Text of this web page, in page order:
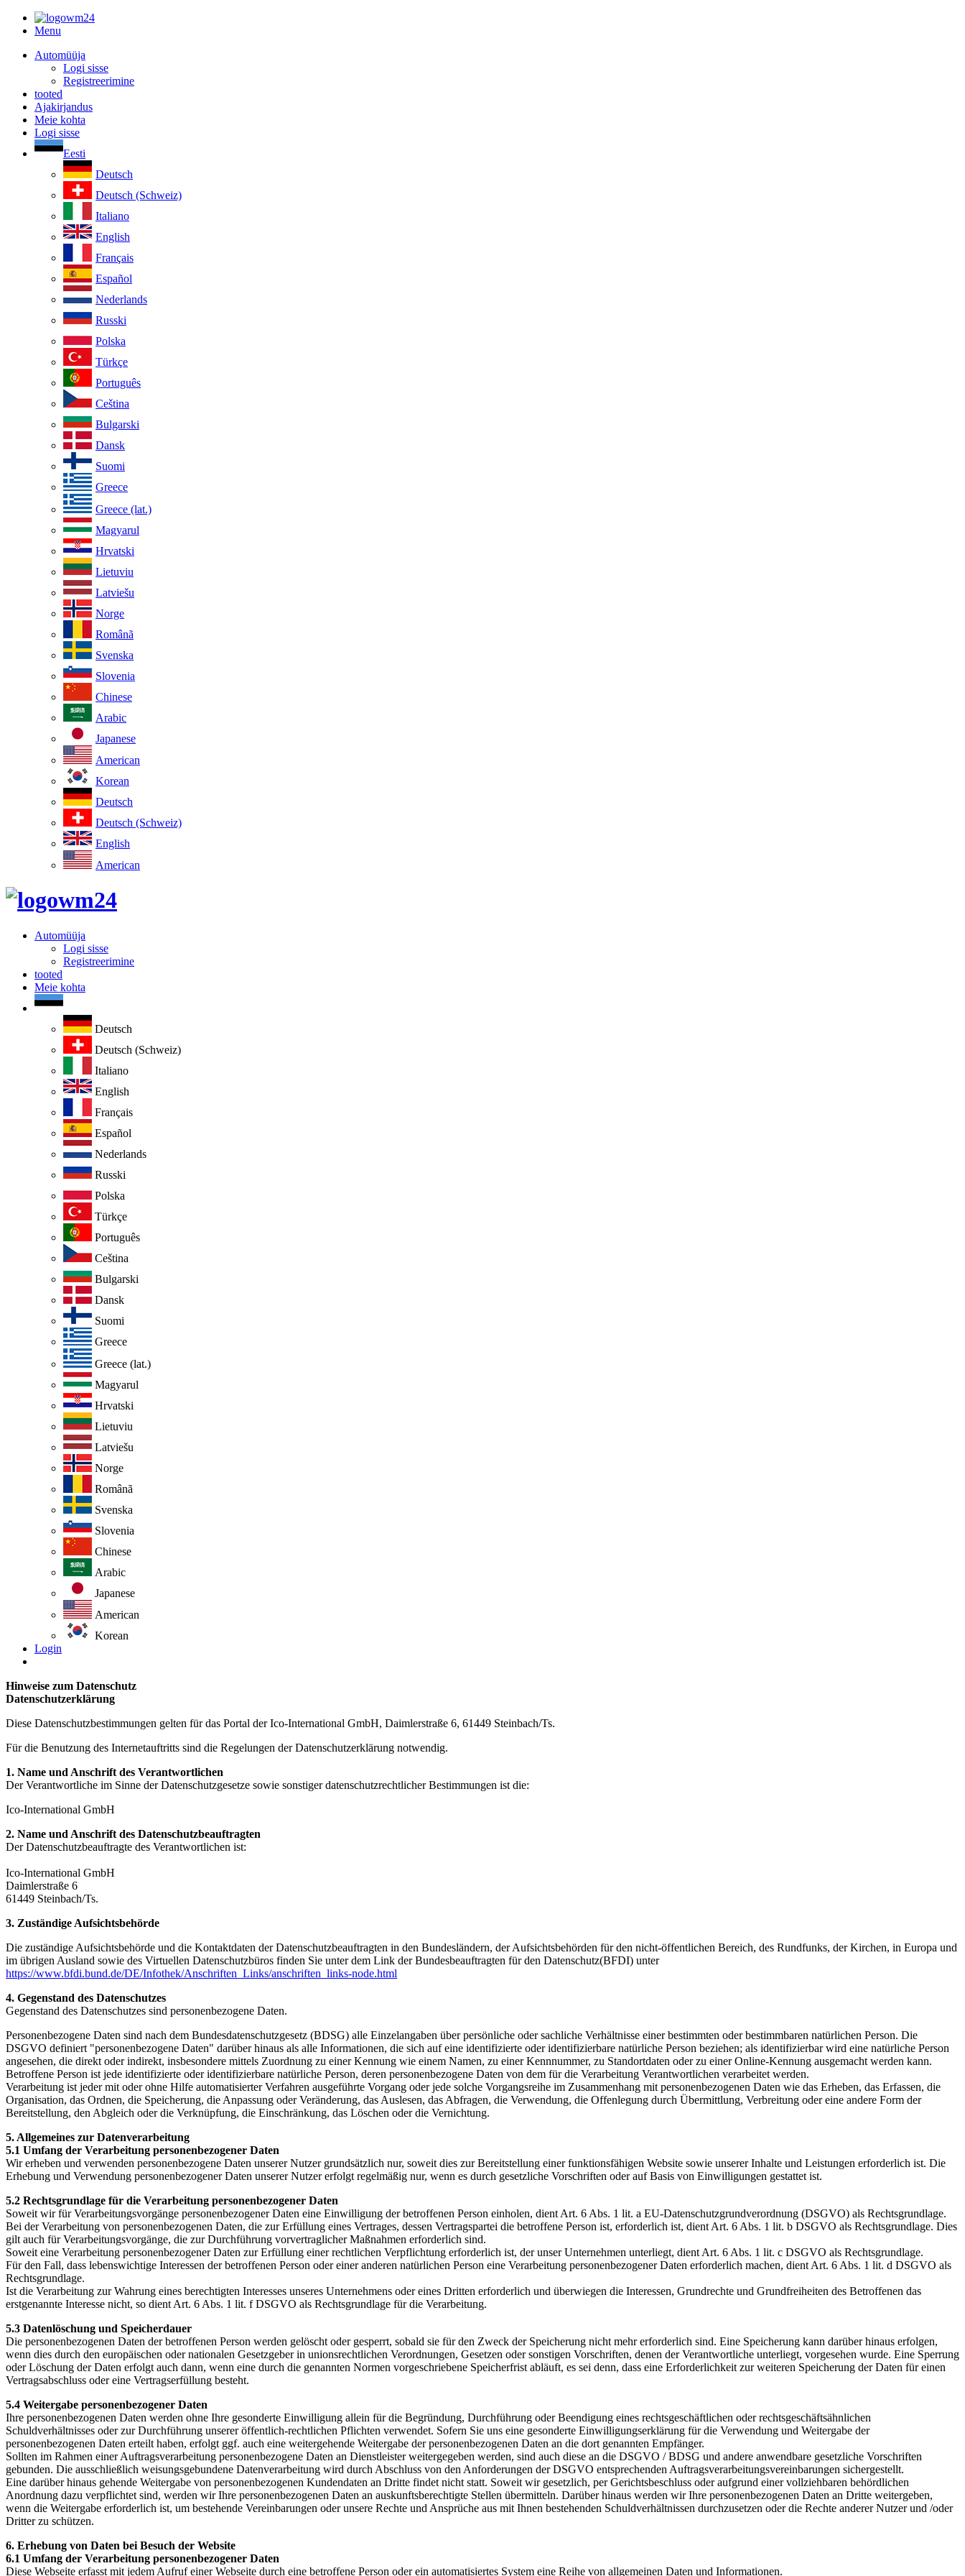
Menu
Automüüja
Logi sisse
Registreerimine
tooted
Ajakirjandus
Meie kohta
Logi sisse
Eesti
Deutsch
Deutsch (Schweiz)
Italiano
English
Français
Español
Nederlands
Russki
Polska
Türkçe
Português
Ceština
Bulgarski
Dansk
Suomi
Greece
Greece (lat.)
Magyarul
Hrvatski
Lietuviu
Latviešu
Norge
Românã
Svenska
Slovenia
Chinese
Arabic
Japanese
American
Korean
Deutsch
Deutsch (Schweiz)
English
American
Automüüja
Logi sisse
Registreerimine
tooted
Meie kohta
Deutsch
Deutsch (Schweiz)
Italiano
English
Français
Español
Nederlands
Russki
Polska
Türkçe
Português
Ceština
Bulgarski
Dansk
Suomi
Greece
Greece (lat.)
Magyarul
Hrvatski
Lietuviu
Latviešu
Norge
Românã
Svenska
Slovenia
Chinese
Arabic
Japanese
American
Korean
Login
Hinweise zum Datenschutz
Datenschutzerklärung
Diese Datenschutzbestimmungen gelten für das Portal der Ico-International GmbH, Daimlerstraße 6, 61449 Steinbach/Ts.
Für die Benutzung des Internetauftritts sind die Regelungen der Datenschutzerklärung notwendig.
1. Name und Anschrift des Verantwortlichen
Der Verantwortliche im Sinne der Datenschutzgesetze sowie sonstiger datenschutzrechtlicher Bestimmungen ist die:
Ico-International GmbH
2. Name und Anschrift des Datenschutzbeauftragten
Der Datenschutzbeauftragte des Verantwortlichen ist:
Ico-International GmbH
Daimlerstraße 6
61449 Steinbach/Ts.
3. Zuständige Aufsichtsbehörde
Die zuständige Aufsichtsbehörde und die Kontaktdaten der Datenschutzbeauftragten in den Bundesländern, der Aufsichtsbehörden für den nicht-öffentlichen Bereich, des Rundfunks, der Kirchen, in Europa und
im übrigen Ausland sowie des Virtuellen Datenschutzbüros finden Sie unter dem Link der Bundesbeauftragten für den Datenschutz(BFDI) unter
https://www.bfdi.bund.de/DE/Infothek/Anschriften_Links/anschriften_links-node.html
4. Gegenstand des Datenschutzes
Gegenstand des Datenschutzes sind personenbezogene Daten.
Personenbezogene Daten sind nach dem Bundesdatenschutzgesetz (BDSG) alle Einzelangaben über persönliche oder sachliche Verhältnisse einer bestimmten oder bestimmbaren natürlichen Person. Die
DSGVO definiert "personenbezogene Daten" darüber hinaus als alle Informationen, die sich auf eine identifizierte oder identifizierbare natürliche Person beziehen; als identifizierbar wird eine natürliche Person
angesehen, die direkt oder indirekt, insbesondere mittels Zuordnung zu einer Kennung wie einem Namen, zu einer Kennnummer, zu Standortdaten oder zu einer Online-Kennung ausgemacht werden kann.
Betroffene Person ist jede identifizierte oder identifizierbare natürliche Person, deren personenbezogene Daten von dem für die Verarbeitung Verantwortlichen verarbeitet werden.
Verarbeitung ist jeder mit oder ohne Hilfe automatisierter Verfahren ausgeführte Vorgang oder jede solche Vorgangsreihe im Zusammenhang mit personenbezogenen Daten wie das Erheben, das Erfassen, die
Organisation, das Ordnen, die Speicherung, die Anpassung oder Veränderung, das Auslesen, das Abfragen, die Verwendung, die Offenlegung durch Übermittlung, Verbreitung oder eine andere Form der
Bereitstellung, den Abgleich oder die Verknüpfung, die Einschränkung, das Löschen oder die Vernichtung.
5. Allgemeines zur Datenverarbeitung
5.1 Umfang der Verarbeitung personenbezogener Daten
Wir erheben und verwenden personenbezogene Daten unserer Nutzer grundsätzlich nur, soweit dies zur Bereitstellung einer funktionsfähigen Website sowie unserer Inhalte und Leistungen erforderlich ist. Die
Erhebung und Verwendung personenbezogener Daten unserer Nutzer erfolgt regelmäßig nur, wenn es durch gesetzliche Vorschriften oder auf Basis von Einwilligungen gestattet ist.
5.2 Rechtsgrundlage für die Verarbeitung personenbezogener Daten
Soweit wir für Verarbeitungsvorgänge personenbezogener Daten eine Einwilligung der betroffenen Person einholen, dient Art. 6 Abs. 1 lit. a EU-Datenschutzgrundverordnung (DSGVO) als Rechtsgrundlage.
Bei der Verarbeitung von personenbezogenen Daten, die zur Erfüllung eines Vertrages, dessen Vertragspartei die betroffene Person ist, erforderlich ist, dient Art. 6 Abs. 1 lit. b DSGVO als Rechtsgrundlage. Dies
gilt auch für Verarbeitungsvorgänge, die zur Durchführung vorvertraglicher Maßnahmen erforderlich sind.
Soweit eine Verarbeitung personenbezogener Daten zur Erfüllung einer rechtlichen Verpflichtung erforderlich ist, der unser Unternehmen unterliegt, dient Art. 6 Abs. 1 lit. c DSGVO als Rechtsgrundlage.
Für den Fall, dass lebenswichtige Interessen der betroffenen Person oder einer anderen natürlichen Person eine Verarbeitung personenbezogener Daten erforderlich machen, dient Art. 6 Abs. 1 lit. d DSGVO als
Rechtsgrundlage.
Ist die Verarbeitung zur Wahrung eines berechtigten Interesses unseres Unternehmens oder eines Dritten erforderlich und überwiegen die Interessen, Grundrechte und Grundfreiheiten des Betroffenen das
erstgenannte Interesse nicht, so dient Art. 6 Abs. 1 lit. f DSGVO als Rechtsgrundlage für die Verarbeitung.
5.3 Datenlöschung und Speicherdauer
Die personenbezogenen Daten der betroffenen Person werden gelöscht oder gesperrt, sobald sie für den Zweck der Speicherung nicht mehr erforderlich sind. Eine Speicherung kann darüber hinaus erfolgen,
wenn dies durch den europäischen oder nationalen Gesetzgeber in unionsrechtlichen Verordnungen, Gesetzen oder sonstigen Vorschriften, denen der Verantwortliche unterliegt, vorgesehen wurde. Eine Sperrung
oder Löschung der Daten erfolgt auch dann, wenn eine durch die genannten Normen vorgeschriebene Speicherfrist abläuft, es sei denn, dass eine Erforderlichkeit zur weiteren Speicherung der Daten für einen
Vertragsabschluss oder eine Vertragserfüllung besteht.
5.4 Weitergabe personenbezogener Daten
Ihre personenbezogenen Daten werden ohne Ihre gesonderte Einwilligung allein für die Begründung, Durchführung oder Beendigung eines rechtsgeschäftlichen oder rechtsgeschäftsähnlichen
Schuldverhältnisses oder zur Durchführung unserer öffentlich-rechtlichen Pflichten verwendet. Sofern Sie uns eine gesonderte Einwilligungserklärung für die Verwendung und Weitergabe der
personenbezogenen Daten erteilt haben, erfolgt ggf. auch eine weitergehende Weitergabe der personenbezogenen Daten an die dort genannten Empfänger.
Sollten im Rahmen einer Auftragsverarbeitung personenbezogene Daten an Dienstleister weitergegeben werden, sind auch diese an die DSGVO / BDSG und andere anwendbare gesetzliche Vorschriften
gebunden. Die ausschließlich weisungsgebundene Datenverarbeitung wird durch Abschluss von den Anforderungen der DSGVO entsprechenden Auftragsverarbeitungsvereinbarungen sichergestellt.
Eine darüber hinaus gehende Weitergabe von personenbezogenen Kundendaten an Dritte findet nicht statt. Soweit wir gesetzlich, per Gerichtsbeschluss oder aufgrund einer vollziehbaren behördlichen
Anordnung dazu verpflichtet sind, werden wir Ihre personenbezogenen Daten an auskunftsberechtigte Stellen übermitteln. Darüber hinaus werden wir Ihre personenbezogenen Daten an Dritte weitergeben,
wenn die Weitergabe erforderlich ist, um bestehende Vereinbarungen oder unsere Rechte und Ansprüche aus mit Ihnen bestehenden Schuldverhältnissen durchzusetzen oder die Rechte anderer Nutzer und /oder
Dritter zu schützen.
6. Erhebung von Daten bei Besuch der Website
6.1 Umfang der Verarbeitung personenbezogener Daten
Diese Webseite erfasst mit jedem Aufruf einer Webseite durch eine betroffene Person oder ein automatisiertes System eine Reihe von allgemeinen Daten und Informationen.